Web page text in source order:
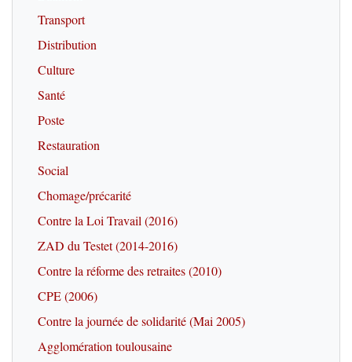
Transport
Distribution
Culture
Santé
Poste
Restauration
Social
Chomage/précarité
Contre la Loi Travail (2016)
ZAD du Testet (2014-2016)
Contre la réforme des retraites (2010)
CPE (2006)
Contre la journée de solidarité (Mai 2005)
Agglomération toulousaine